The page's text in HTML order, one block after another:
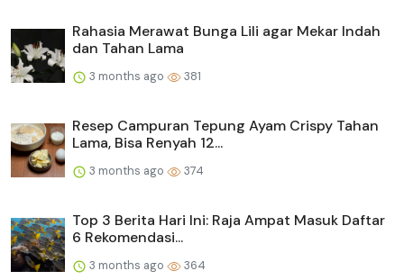
Rahasia Merawat Bunga Lili agar Mekar Indah
dan Tahan Lama
3 months ago 381
Resep Campuran Tepung Ayam Crispy Tahan
Lama, Bisa Renyah 12...
3 months ago 374
Top 3 Berita Hari Ini: Raja Ampat Masuk Daftar
6 Rekomendasi...
3 months ago 364